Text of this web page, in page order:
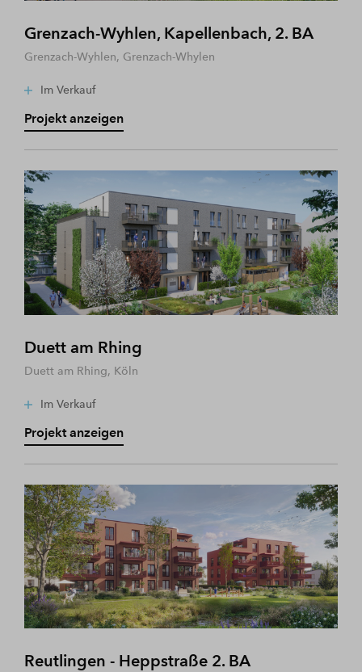
Grenzach-Wyhlen, Kapellenbach, 2. BA
Grenzach-Wyhlen, Grenzach-Whylen
Im Verkauf
Projekt anzeigen
Duett am Rhing
Duett am Rhing, Köln
Im Verkauf
Projekt anzeigen
Reutlingen - Heppstraße 2. BA